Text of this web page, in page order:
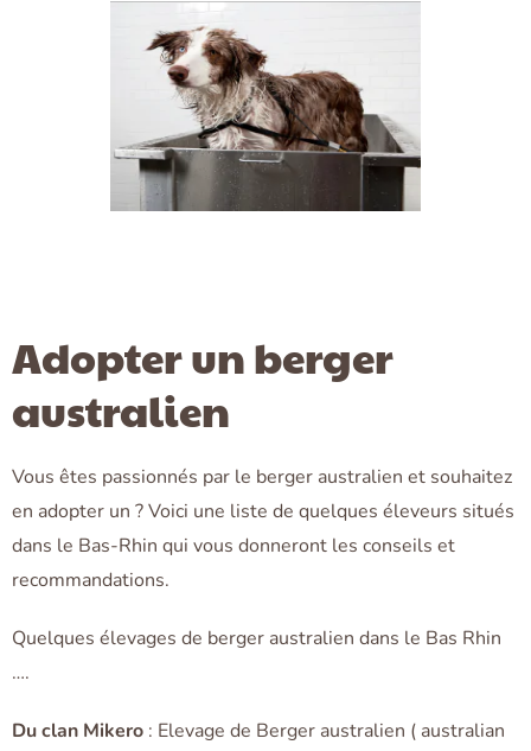
Adopter un berger
australien
Vous êtes passionnés par le berger australien et souhaitez
en adopter un ? Voici une liste de quelques éleveurs situés
dans le Bas-Rhin qui vous donneront les conseils et
recommandations.
Quelques élevages de berger australien dans le Bas Rhin
….
Du clan Mikero : Elevage de Berger australien ( australian